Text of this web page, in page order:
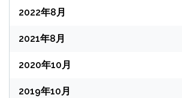
2022年8月
2021年8月
2020年10月
2019年10月